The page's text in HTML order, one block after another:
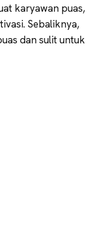
karyawan puas,
Sebaliknya,
dan sulit untuk